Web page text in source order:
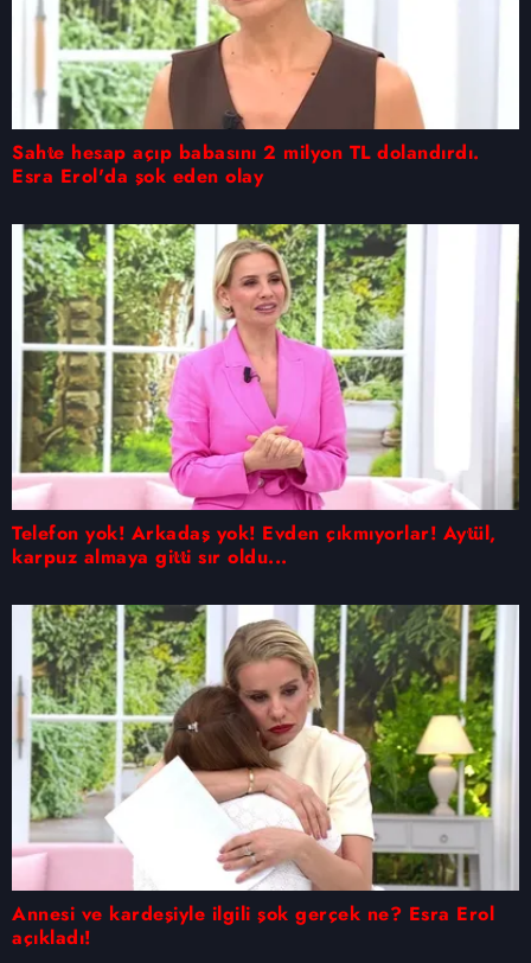
Sahte hesap açıp babasını 2 milyon TL dolandırdı.
Esra Erol'da şok eden olay
Telefon yok! Arkadaş yok! Evden çıkmıyorlar! Aytül,
karpuz almaya gitti sır oldu...
Annesi ve kardeşiyle ilgili şok gerçek ne? Esra Erol
açıkladı!